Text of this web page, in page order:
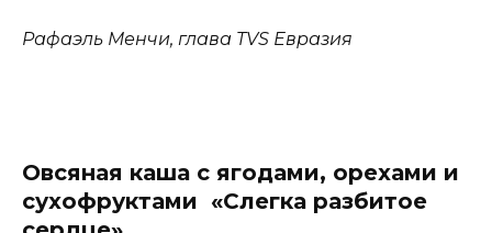
Рафаэль Менчи, глава TVS Евразия
Овсяная каша с ягодами, орехами и
сухофруктами «Слегка разбитое